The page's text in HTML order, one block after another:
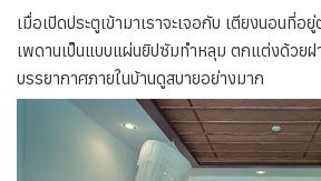
เมื่อเปิดประตูเข้ามาเราจะเจอกับ เตียงนอนที่
เพดานเป็นแบบแผ่นยิปซัมทำหลุม ตกแต่งด้วยฝ
บรรยากาศภายในบ้านดูสบายอย่างมาก